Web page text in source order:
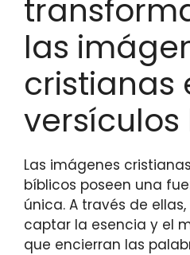
las
cristianas
Las imágenes
bíblicos poseen una
única. A través de
captar la esencia y el
que encierran las